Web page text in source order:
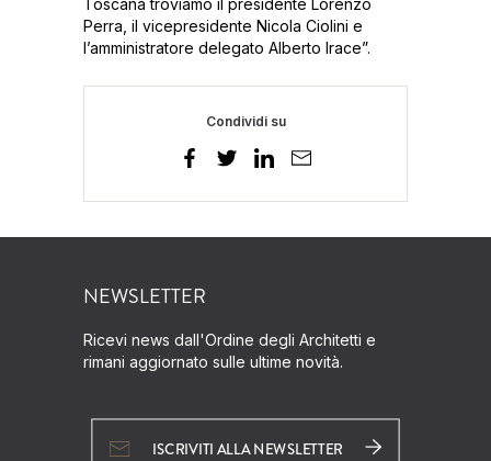
Toscana troviamo il presidente Lorenzo
Perra, il vicepresidente Nicola Ciolini e
l’amministratore delegato Alberto Irace”.
Condividi su
NEWSLETTER
Ricevi news dall'Ordine degli Architetti e
rimani aggiornato sulle ultime novità.
ISCRIVITI ALLA NEWSLETTER